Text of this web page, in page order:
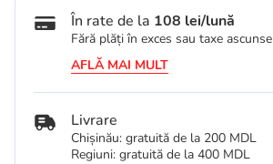
În rate de la 108 lei/lună
Fără plăți în exces sau taxe ascunse
AFLĂ MAI MULT
Livrare
Chișinău: gratuită de la 200 MDL
Regiuni: gratuită de la 400 MDL